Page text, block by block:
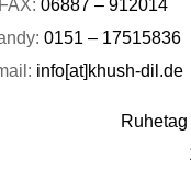
FAX: 06887 – 912014
0151 – 17515836
info[at]khush-dil.de